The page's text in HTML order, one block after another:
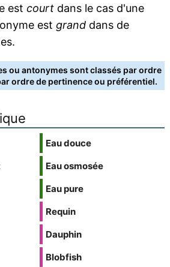
est courtdans le cas d'une
est granddans de
ou antonymes sont classés par ordre
ordre de pertinence ou préférentiel.
Eau douce
Eau osmosée
Eau pure
Requin
Dauphin
Blobfish